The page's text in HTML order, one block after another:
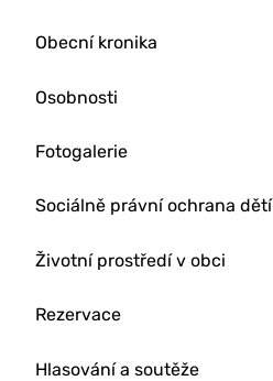
Obecní kronika
Osobnosti
Fotogalerie
Sociálně právní ochrana dětí
Životní prostředí v obci
Rezervace
Hlasování a soutěže